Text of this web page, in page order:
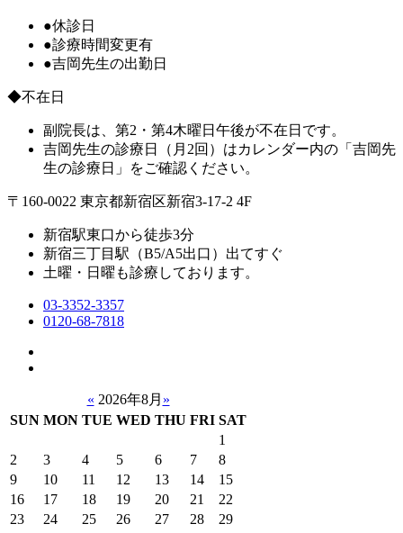
●休診日
●診療時間変更有
●吉岡先生の出勤日
◆不在日
副院長は、第2・第4木曜日午後が不在日です。
吉岡先生の診療日（月2回）はカレンダー内の「吉岡先
生の診療日」をご確認ください。
〒160-0022 東京都新宿区新宿3-17-2 4F
新宿駅東口から徒歩3分
新宿三丁目駅（B5/A5出口）出てすぐ
土曜・日曜も診療しております。
03-3352-3357
0120-68-7818
« 2026年8月 »
SUN MON TUE WED THU FRI SAT
1
2
3 4 5 6 7
8
9
10 11 12 13 14
15
16
17 18 19 20 21
22
23
24 25 26 27 28
29